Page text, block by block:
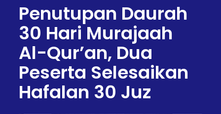
Penutupan Daurah
30 Hari Murajaah
Al-Qur’an, Dua
Peserta Selesaikan
Hafalan 30 Juz